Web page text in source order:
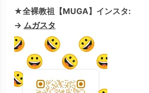
★全裸教祖【MUGA】インスタ:
→ ムガスタ